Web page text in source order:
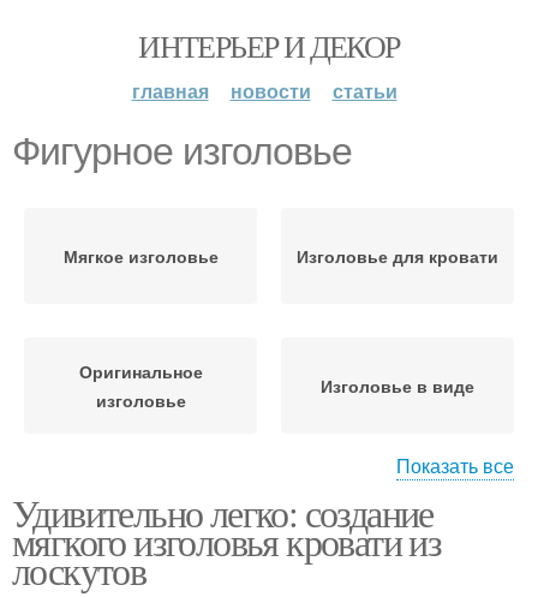
ИНТЕРЬЕР И ДЕКОР
главная новости статьи
Фигурное изголовье
Мягкое изголовье Изголовье для кровати
Оригинальное
изголовье
Изголовье в виде
Изголовье в стиле Чехол на изголовье
Показать все
Удивительно легко: создание
мягкого изголовья кровати из
лоскутов